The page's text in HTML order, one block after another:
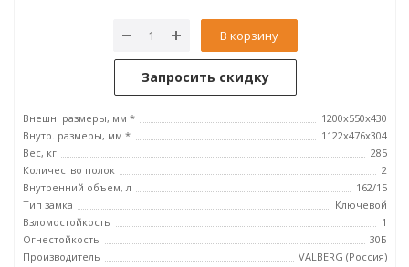
В корзину
Запросить скидку
Внешн. размеры, мм *
1200x550x430
Внутр. размеры, мм *
1122x476x304
Вес, кг
285
Количество полок
2
Внутренний объем, л
162/15
Тип замка
Ключевой
Взломостойкость
1
Огнестойкость
30Б
Производитель
VALBERG (Россия)